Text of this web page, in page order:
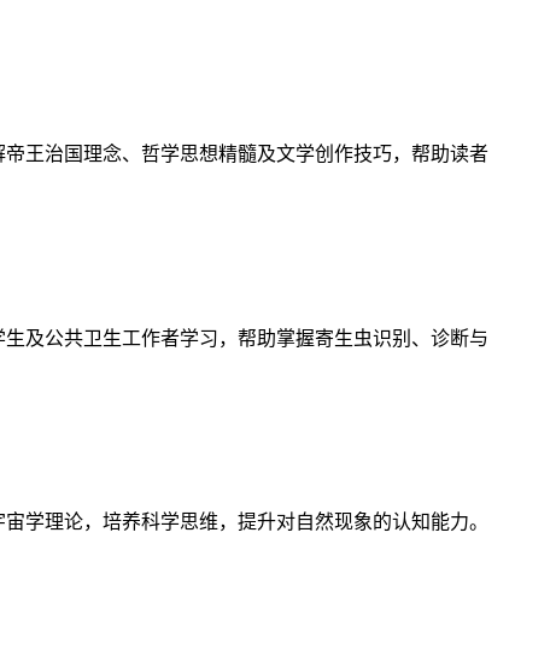
王治国理念、哲学思想精髓及文学创作技巧，帮助读者
及公共卫生工作者学习，帮助掌握寄生虫识别、诊断与
学理论，培养科学思维，提升对自然现象的认知能力。